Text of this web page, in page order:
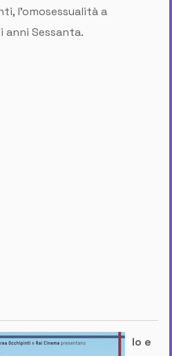
l'omosessualità a
anni Sessanta.
Io e